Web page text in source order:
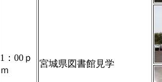
1：00ｐ
ｍ
宮城県図書館見学